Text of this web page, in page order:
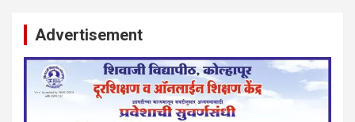
Advertisement